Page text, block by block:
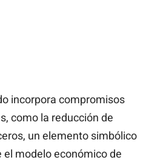
incorpora compromisos
como la reducción de
un elemento simbólico
el modelo económico de